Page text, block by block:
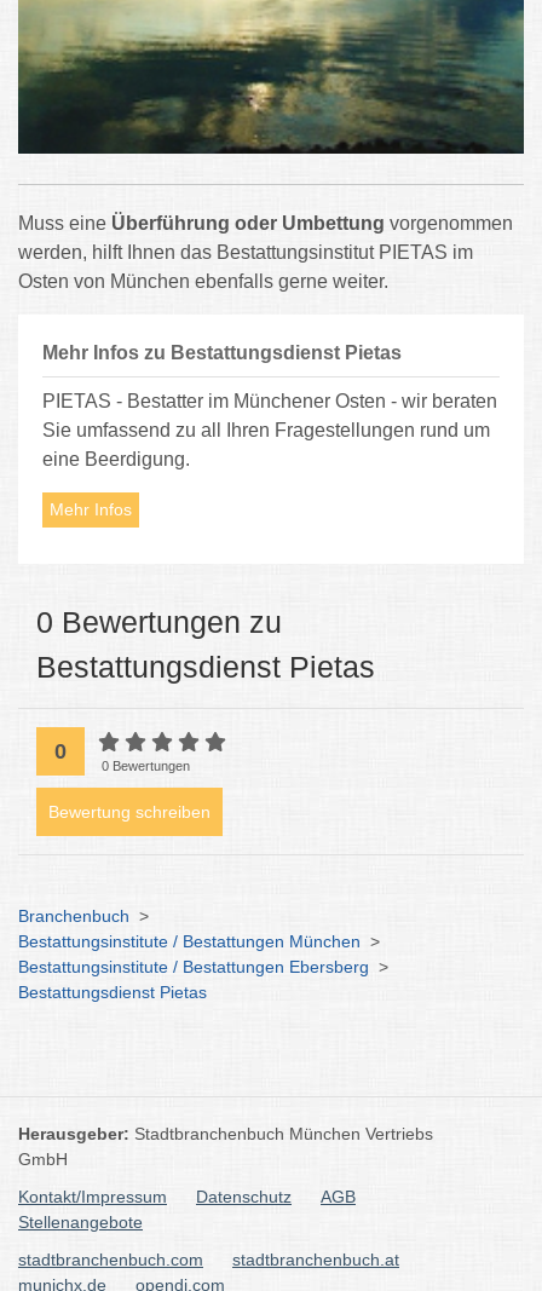
Muss eine Überführung oder Umbettung vorgenommen
werden, hilft Ihnen das Bestattungsinstitut PIETAS im
Osten von München ebenfalls gerne weiter.
Mehr Infos zu Bestattungsdienst Pietas
PIETAS - Bestatter im Münchener Osten - wir beraten
Sie umfassend zu all Ihren Fragestellungen rund um
eine Beerdigung.
Mehr Infos
0 Bewertungen zu
Bestattungsdienst Pietas
0
0 Bewertungen
Bewertung schreiben
Branchenbuch >
Bestattungsinstitute / Bestattungen München >
Bestattungsinstitute / Bestattungen Ebersberg >
Bestattungsdienst Pietas
Herausgeber: Stadtbranchenbuch München Vertriebs
GmbH
Kontakt/Impressum
Datenschutz
AGB
Stellenangebote
stadtbranchenbuch.com
stadtbranchenbuch.at
munichx.de
opendi.com